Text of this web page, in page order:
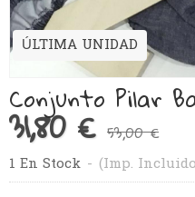
ÚLTIMA UNIDAD
Conjunto Pilar
31,80 € 53,00 €
1 En Stock - (Imp.